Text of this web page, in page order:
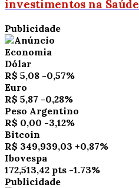
investimentos na Saúde
Publicidade
Economia
Dólar
R$ 5,08 -0,57%
Euro
R$ 5,87 -0,28%
Peso Argentino
R$ 0,00 -3,12%
Bitcoin
R$ 349,939,03 +0,87%
Ibovespa
172,513,42 pts -1.73%
Publicidade